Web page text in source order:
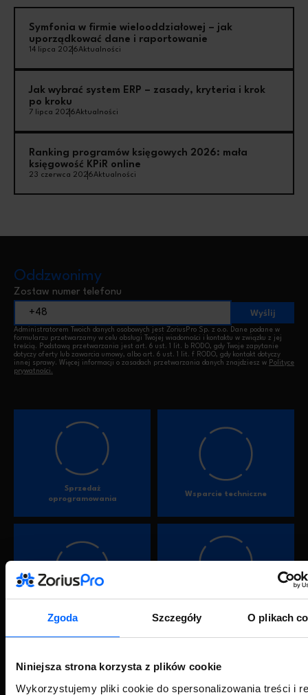
Zgoda Szczegóły O plikach
Niniejsza strona korzysta z plików cookie
Wykorzystujemy pliki cookie do spersonalizowania treści i
Symfonia w firmie wielooddziałowej – jak
uporządkować dane i raportowanie
14 lipca 2026Aktualności
Jak wybrać system ERP – zasady, kryteria i krok
po kroku
7 lipca 2026Aktualności
Ranking programów księgowych 2026: mała
księgowość KPiR online
23 czerwca 2026Aktualności
Oddzwonimy
Zostaw numer telefonu
Wyślij
Administratorem Twoich danych osobowych jest ZoriusPro Sp. z o.o. Dane podane w
formularzu przetwarzamy w celu obsługi Twojej wiadomości i kontaktu w związku z jej
treścią. Podstawą przetwarzania jest art. 6 ust. 1 lit. b RODO, gdy Twoje zapytanie
dotyczy oferty lub zawarcia umowy, albo art. 6 ust. 1 lit. f RODO, gdy kontakt dotyczy
innej sprawy. Więcej informacji o zasadach przetwarzania danych znajdziesz w Polityce
prywatności.
Sprzedaż
oprogramowania
Wsparcie techniczne
PRODUKTY SYMFONIA